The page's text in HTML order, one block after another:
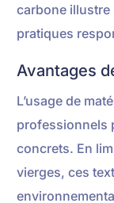
carbone illustre
pratiques
Avantages
L’usage de
professionnels
concrets. En
vierges, ces